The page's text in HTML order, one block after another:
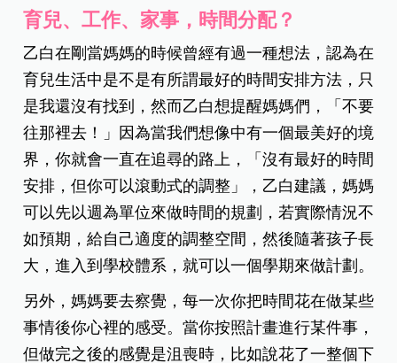
育兒、工作、家事，時間分配？
乙白在剛當媽媽的時候曾經有過一種想法，認為在
育兒生活中是不是有所謂最好的時間安排方法，只
是我還沒有找到，然而乙白想提醒媽媽們，「不要
往那裡去！」因為當我們想像中有一個最美好的境
界，你就會一直在追尋的路上，「沒有最好的時間
安排，但你可以滾動式的調整」，乙白建議，媽媽
可以先以週為單位來做時間的規劃，若實際情況不
如預期，給自己適度的調整空間，然後隨著孩子長
大，進入到學校體系，就可以一個學期來做計劃。
另外，媽媽要去察覺，每一次你把時間花在做某些
事情後你心裡的感受。當你按照計畫進行某件事，
但做完之後的感覺是沮喪時，比如說花了一整個下